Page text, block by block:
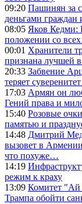
09:20 Пашинян за
деньгами граждан
08:05 Яков Кедми:
положении со всех
00:01 Хранители
признана лучшей
20:33 Забвение
теряет
17:03 Армян он
Гений права и
15:40 Розовые
памятью и
14:48 Дмитрий
вызовет в
что похуже…
14:19
режим к краху
13:09 Комитет "Ай
Трампа обойти